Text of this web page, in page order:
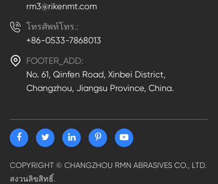
rm3@rikenmt.com
 โทรศัพท์โทร.:
+86-0533-7868013

FOOTER_ADD:
No. 61, Qinfen Road, Xinbei District,
Changzhou, Jiangsu Province, China.
COPYRIGHT © CHANGZHOU RMN ABRASIVES CO., LTD.
สงวนลิขสิทธิ์.